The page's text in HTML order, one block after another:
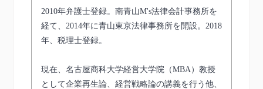
2010年弁護士登録。南青山M's法律会計事務所を
経て、2014年に青山東京法律事務所を開設。2018
年、税理士登録。
現在、名古屋商科大学経営大学院（MBA）教授
として企業再生論、経営戦略論の講義を行う他、